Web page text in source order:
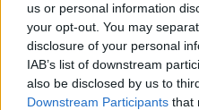
us or personal information
your opt-out. You may
disclosure of your personal
IAB’s list of downstream
also be disclosed by us to
Downstream Participants that